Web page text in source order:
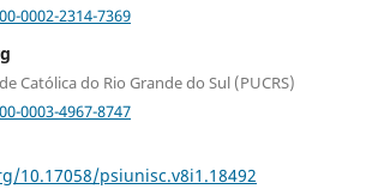
0002-2314-7369
Católica do Rio Grande do Sul (PUCRS)
0003-4967-8747
10.17058/psiunisc.v8i1.18492